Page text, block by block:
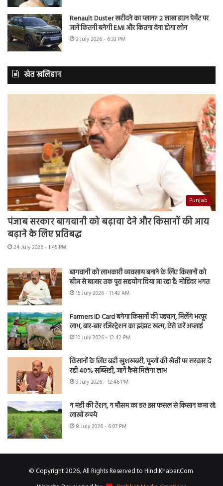
Renault Duster खरीदने का प्लान? 2 लाख डाउन पेमेंट पर
जानें कितनी बनेगी EMI और कितना देना होगा लोन
9 July 2026 - 6:33 PM
खेत खलिहान
Punjab
पंजाब सरकार बागवानी को बढ़ावा देने और किसानों की आय
बढ़ाने के लिए प्रतिबद्ध
24 July 2026 - 1:45 PM
बागवानी को लाभकारी व्यवसाय बनाने के लिए किसानों को
बीज से बाजार तक पूरा सहयोग दिया जा रहा है: मोहिंदर भगत
15 July 2026 - 11:43 AM
Farmers ID Card बनेगा किसानों की पहचान, मिलेंगे भरपूर
लाभ, बार-बार रजिस्ट्रेशन का झंझट खत्म, ऐसे करें अप्लाई
10 July 2026 - 12:42 PM
किसानों के लिए बड़ी खुशखबरी, फूलों की खेती पर सरकार दे
रही 40% सब्सिडी, जानें कैसे मिलेगा लाभ
9 July 2026 - 12:46 PM
न मंडी की टेंशन, न मौसम का डर! इस फसल से किसान कमा रहे
लाखों रुपये
8 July 2026 - 6:07 PM
© Copyright 2026, All Rights Reserved to HindiKhabar.Com